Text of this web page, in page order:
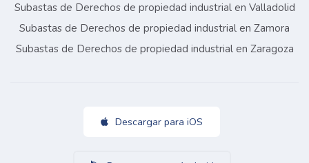
Subastas de Derechos de propiedad industrial en Valladolid
Subastas de Derechos de propiedad industrial en Zamora
Subastas de Derechos de propiedad industrial en Zaragoza
Descargar para iOS